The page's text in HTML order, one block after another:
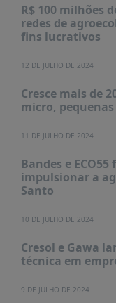
R$ 100 milhões
redes de
fins lucrativos
12 DE JULHO DE 2024
Cresce mais de
micro,
11 DE JULHO DE 2024
Bandes e
impulsionar a
Santo
10 DE JULHO DE 2024
Cresol e Gawa
técnica em
9 DE JULHO DE 2024